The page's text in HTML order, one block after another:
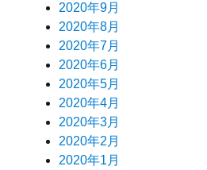
2020年9月
2020年8月
2020年7月
2020年6月
2020年5月
2020年4月
2020年3月
2020年2月
2020年1月